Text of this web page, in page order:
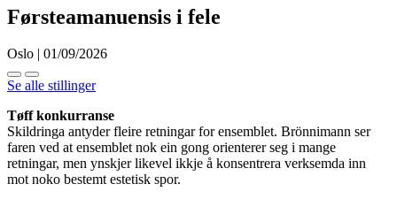
Førsteamanuensis i fele
Oslo | 01/09/2026
Se alle stillinger
Tøff konkurranse
Skildringa antyder fleire retningar for ensemblet. Brönnimann ser
faren ved at ensemblet nok ein gong orienterer seg i mange
retningar, men ynskjer likevel ikkje å konsentrera verksemda inn
mot noko bestemt estetisk spor.